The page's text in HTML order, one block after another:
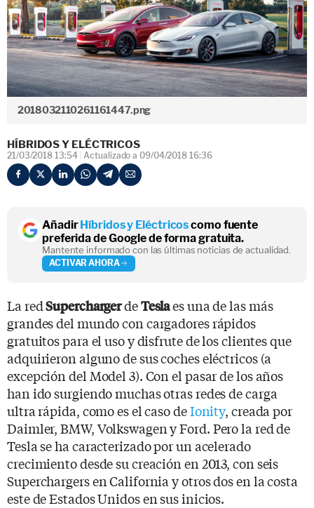
2018032110261161447.png
HÍBRIDOS Y ELÉCTRICOS
21/03/2018 13:54 Actualizado a 09/04/2018 16:36
AñadirHíbridos y Eléctricoscomo fuente
preferida de Google de forma gratuita.
Mantente informado con las últimas noticias de actualidad.
ACTIVAR AHORA
La redSuperchargerdeTeslaes una de las más
grandes del mundo con cargadores rápidos
gratuitos para el uso y disfrute de los clientes que
adquirieron alguno de sus coches eléctricos (a
excepción del Model 3). Con el pasar de los años
han ido surgiendo muchas otras redes de carga
ultra rápida, como es el caso deIonity, creada por
Daimler, BMW, Volkswagen y Ford. Pero la red de
Tesla se ha caracterizado por un acelerado
crecimiento desde su creación en 2013, con seis
Superchargers en California y otros dos en la costa
este de Estados Unidos en sus inicios.